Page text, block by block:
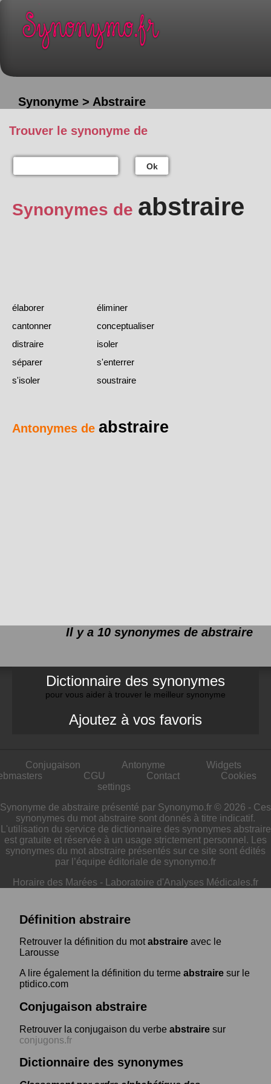
Synonyme > Abstraire
Trouver le synonyme de
Ok
Synonymes de abstraire
élaborer
éliminer
cantonner
conceptualiser
distraire
isoler
séparer
s'enterrer
s'isoler
soustraire
Antonymes de abstraire
Il y a 10 synonymes de abstraire
Dictionnaire des synonymes
pour vous aider à trouver le meilleur synonyme
Ajoutez à vos favoris
Conjugaison Antonyme
Widgets
CGU Contact
Cookies
settings
Synonyme de abstraire présenté par Synonymo.fr © 2026 - Ces
synonymes du mot abstraire sont donnés à titre indicatif.
L'utilisation du service de dictionnaire des synonymes abstraire
est gratuite et réservée à un usage strictement personnel. Les
synonymes du mot abstraire présentés sur ce site sont édités
par l’équipe éditoriale de synonymo.fr
Horaire des Marées - Laboratoire d'Analyses Médicales.fr
Définition abstraire
Retrouver la définition du motabstraire avec le
Larousse
A lire également la définition du terme abstraire sur le
ptidico.com
Conjugaison abstraire
Retrouver la conjugaison du verbe abstraire sur
conjugons.fr
Dictionnaire des synonymes